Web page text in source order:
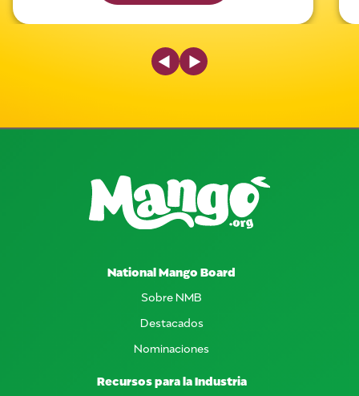
Previous Slide
Next Slide
National Mango Board
Sobre NMB
Destacados
Nominaciones
Recursos para la Industria